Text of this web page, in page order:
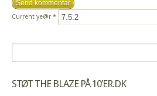
Current ye@r *
STØT THE BLAZE PÅ 10’ER.DK